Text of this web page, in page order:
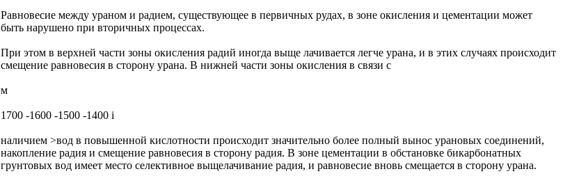
Равновесие между ураном и радием, существующее в первичных рудах, в зоне окисления и цементации может
быть нарушено при вторичных процессах.
При этом в верхней части зоны окисления радий иногда выще лачивается легче урана, и в этих случаях происходит
смещение равновесия в сторону урана. В нижней части зоны окисления в связи с
м
1700 -1600 -1500 -1400 і
наличием >вод в повышенной кислотности происходит значительно более полный вынос урановых соединений,
накопление радия и смещение равновесия в сторону радия. В зоне цементации в обстановке бикарбонатных
грунтовых вод имеет место селективное выщелачивание радия, и равновесие вновь смещается в сторону урана.